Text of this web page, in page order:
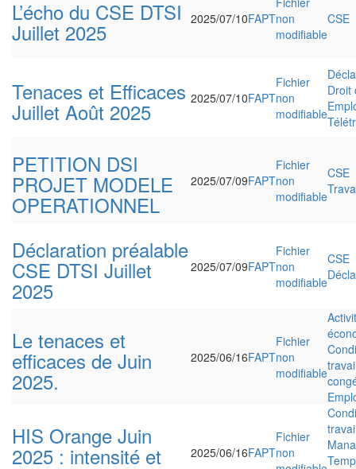
L’écho du CSE DTSI
Juillet 2025 2025/07/10FAPTnon
modifiable
CSE
Tenaces et Efficaces
Juillet Août 2025 2025/07/10FAPT
Fichier
non
modifiable
Droit
PETITION DSI
PROJET MODELE
OPERATIONNEL
2025/07/09FAPT
Fichier
non
modifiable
CSE
Déclaration préalable
CSE DTSI Juillet
2025
2025/07/09FAPT
Fichier
non
modifiable
CSE
Le tenaces et
efficaces de Juin
2025.
2025/06/16FAPT
Fichier
non
modifiable
HIS Orange Juin
2025 : intensité et 2025/06/16FAPT
Fichier
non